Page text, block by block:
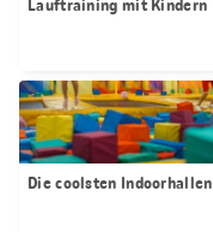
Lauftraining mit Kindern
Die coolsten Indoorhallen